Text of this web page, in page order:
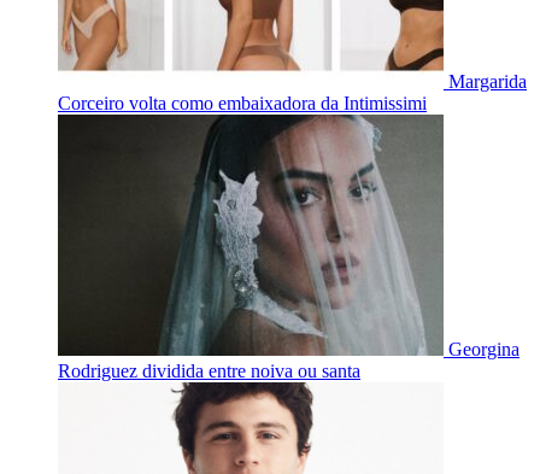
Margarida
Corceiro volta como embaixadora da Intimissimi
Georgina
Rodriguez dividida entre noiva ou santa